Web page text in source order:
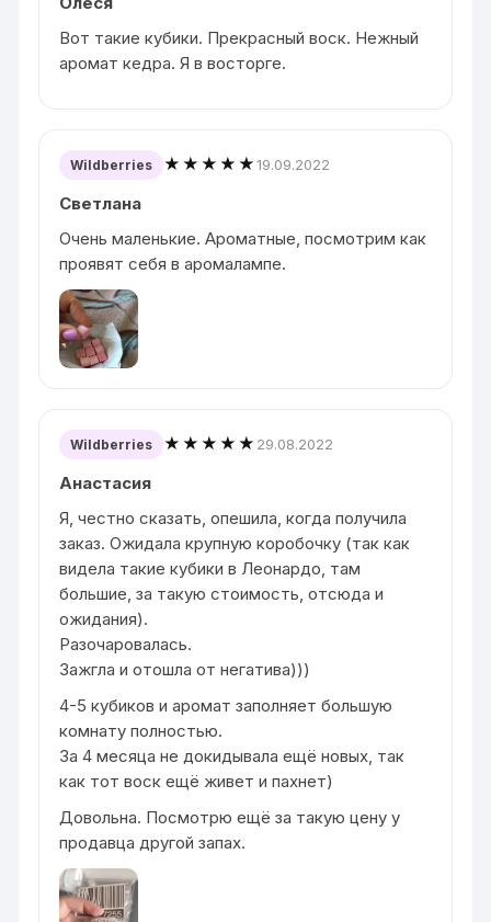
Вот такие кубики. Прекрасный воск. Нежный
аромат кедра. Я в восторге.
Wildberries ★★★★★19.09.2022
Светлана
Очень маленькие. Ароматные, посмотрим как
проявят себя в аромалампе.
Wildberries ★★★★★ 29.08.2022
Анастасия
Я, честно сказать, опешила, когда получила
заказ. Ожидала крупную коробочку (так как
видела такие кубики в Леонардо, там
большие, за такую стоимость, отсюда и
ожидания).
Разочаровалась.
Зажгла и отошла от негатива)))
4-5 кубиков и аромат заполняет большую
комнату полностью.
За 4 месяца не докидывала ещё новых, так
как тот воск ещё живет и пахнет)
Довольна. Посмотрю ещё за такую цену у
продавца другой запах.